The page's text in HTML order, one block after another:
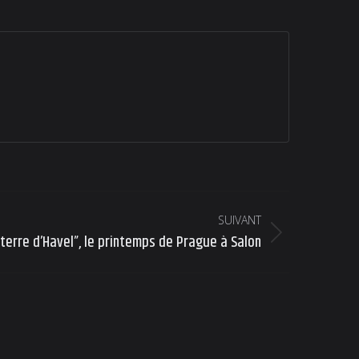
SUIVANT
d’Havel”, le printemps de Prague à Salon